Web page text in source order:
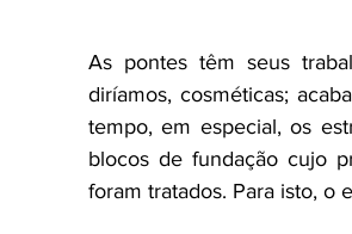
As pontes têm seus
diríamos, cosméticas;
tempo, em especial, os
blocos de fundação cujo
foram tratados. Para isto, o